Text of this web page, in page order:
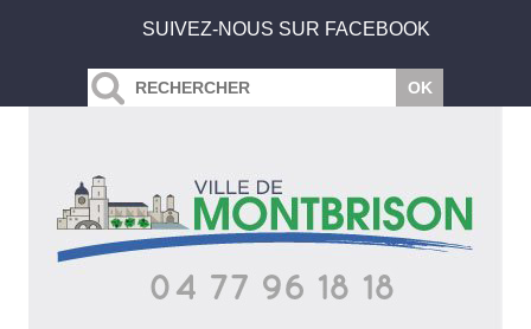
SUIVEZ-NOUS SUR FACEBOOK